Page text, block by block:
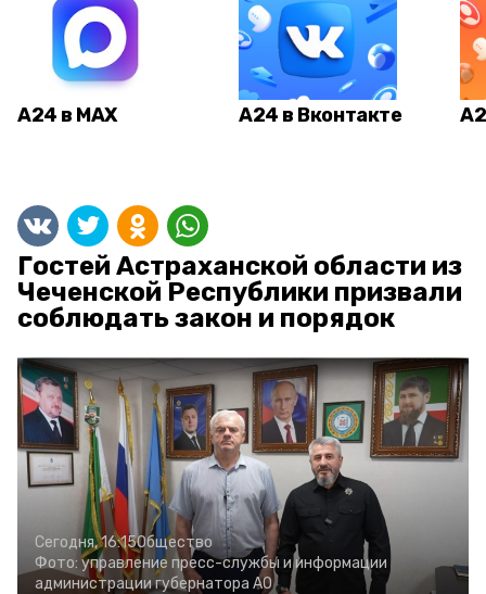
А24 в MAX А24 в Вконтакте
Гостей Астраханской области из
Чеченской Республики призвали
соблюдать закон и порядок
Сегодня, 16:15Общество
Фото: управление пресс-службы и информации
администрации губернатора АО